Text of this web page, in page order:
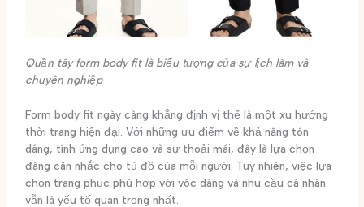
Quần tây form body fit là biểu tượng của sự lịch lãm và
chuyên nghiệp
Form body fit ngày càng khẳng định vị thế là một xu hướng
thời trang hiện đại. Với những ưu điểm về khả năng tôn
dáng, tính ứng dụng cao và sự thoải mái, đây là lựa chọn
đáng cân nhắc cho tủ đồ của mỗi người. Tuy nhiên, việc lựa
chọn trang phục phù hợp với vóc dáng và nhu cầu cá nhân
vẫn là yếu tố quan trọng nhất.